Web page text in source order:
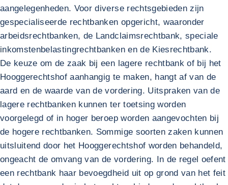
aangelegenheden. Voor diverse rechtsgebieden zijn
gespecialiseerde rechtbanken opgericht, waaronder
arbeidsrechtbanken, de Landclaimsrechtbank, speciale
inkomstenbelastingrechtbanken en de Kiesrechtbank.
De keuze om de zaak bij een lagere rechtbank of bij het
Hooggerechtshof aanhangig te maken, hangt af van de
aard en de waarde van de vordering. Uitspraken van de
lagere rechtbanken kunnen ter toetsing worden
voorgelegd of in hoger beroep worden aangevochten bij
de hogere rechtbanken. Sommige soorten zaken kunnen
uitsluitend door het Hooggerechtshof worden behandeld,
ongeacht de omvang van de vordering. In de regel oefent
een rechtbank haar bevoegdheid uit op grond van het feit